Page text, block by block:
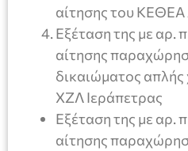
αίτησης του
Εξέταση της με αρ.
αίτησης
δικαιώματος
ΧΖΛ Ιεράπετρας
Εξέταση της με
αίτησης